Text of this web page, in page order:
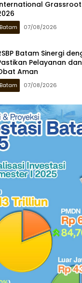
Batam 07/08/2026
Batam Sinergi
Pelayanan
Aman
Batam 07/08/2026